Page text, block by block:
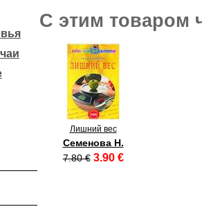
С этим товаром
Лишний вес
Семенова Н.
7.80 € 3.90 €